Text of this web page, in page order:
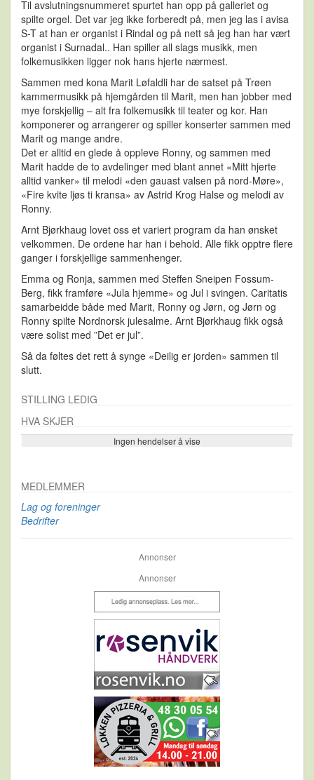
Til avslutningsnummeret spurtet han opp på galleriet og
spilte orgel. Det var jeg ikke forberedt på, men jeg las i avisa
S-T at han er organist i Rindal og på nett så jeg han har vært
organist i Surnadal.. Han spiller all slags musikk, men
folkemusikken ligger nok hans hjerte nærmest.
Sammen med kona Marit Løfaldli har de satset på Trøen
kammermusikk på hjemgården til Marit, men han jobber med
mye forskjellig – alt fra folkemusikk til teater og kor. Han
komponerer og arrangerer og spiller konserter sammen med
Marit og mange andre.
Det er alltid en glede å oppleve Ronny, og sammen med
Marit hadde de to avdelinger med blant annet «Mitt hjerte
alltid vanker» til melodi «den gauast valsen på nord-Møre»,
«Fire kvite ljøs ti kransa» av Astrid Krog Halse og melodi av
Ronny.
Arnt Bjørkhaug lovet oss et variert program da han ønsket
velkommen. De ordene har han i behold. Alle fikk opptre flere
ganger i forskjellige sammenhenger.
Emma og Ronja, sammen med Steffen Sneipen Fossum-
Berg, fikk framføre «Jula hjemme» og Jul i svingen. Caritatis
samarbeidde både med Marit, Ronny og Jørn, og Jørn og
Ronny spilte Nordnorsk julesalme. Arnt Bjørkhaug fikk også
være solist med ”Det er jul”.
Så da føltes det rett å synge «Deilig er jorden» sammen til
slutt.
STILLING LEDIG
HVA SKJER
Ingen hendelser å vise
Se flere…
MEDLEMMER
Lag og foreninger
Bedrifter
Annonser
Annonser